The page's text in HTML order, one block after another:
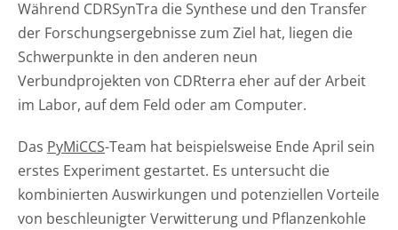
Während CDRSynTra die Synthese und den Transfer
der Forschungsergebnisse zum Ziel hat, liegen die
Schwerpunkte in den anderen neun
Verbundprojekten von CDRterra eher auf der Arbeit
im Labor, auf dem Feld oder am Computer.
Das PyMiCCS-Team hat beispielsweise Ende April sein
erstes Experiment gestartet. Es untersucht die
kombinierten Auswirkungen und potenziellen Vorteile
von beschleunigter Verwitterung und Pflanzenkohle